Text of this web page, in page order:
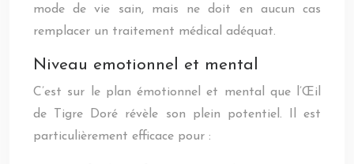
mode de vie sain, mais ne doit en aucun cas
remplacer un traitement médical adéquat.
Niveau emotionnel et mental
C’est sur le plan émotionnel et mental que l’Œil
de Tigre Doré révèle son plein potentiel. Il est
particulièrement efficace pour :